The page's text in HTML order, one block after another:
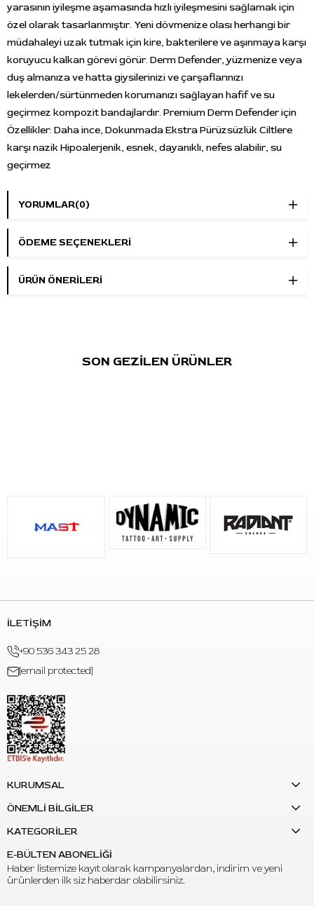
yarasının iyileşme aşamasında hızlı iyileşmesini sağlamak için
özel olarak tasarlanmıştır. Yeni dövmenize olası herhangi bir
müdahaleyi uzak tutmak için kire, bakterilere ve aşınmaya karşı
koruyucu kalkan görevi görür. Derm Defender, yüzmenize veya
duş almanıza ve hatta giysilerinizi ve çarşaflarınızı
lekelerden/sürtünmeden korumanızı sağlayan hafif ve su
geçirmez kompozit bandajlardır. Premium Derm Defender için
Özellikler: Daha ince, Dokunmada Ekstra Pürüzsüzlük Ciltlere
karşı nazik Hipoalerjenik, esnek, dayanıklı, nefes alabilir, su
geçirmez
YORUMLAR(0)
ÖDEME SEÇENEKLERI
ÜRÜN ÖNERILERI
SON GEZİLEN ÜRÜNLER
İLETİŞİM
+90 536 343 25 28
[email protected]
KURUMSAL
ÖNEMLİ BİLGİLER
KATEGORİLER
E-BÜLTEN ABONELİĞİ
Haber listemize kayıt olarak kampanyalardan, indirim ve yeni
ürünlerden ilk siz haberdar olabilirsiniz.